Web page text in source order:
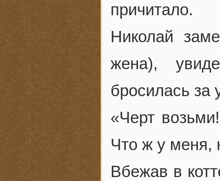
причитало.
Николай
жена),
бросилась за
«Черт
Что ж у меня,
Вбежав в